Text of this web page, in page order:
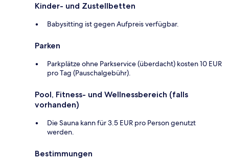
Kinder- und Zustellbetten
Babysitting ist gegen Aufpreis verfügbar.
Parken
Parkplätze ohne Parkservice (überdacht) kosten 10 EUR
pro Tag (Pauschalgebühr).
Pool, Fitness- und Wellnessbereich (falls
vorhanden)
Die Sauna kann für 3.5 EUR pro Person genutzt
werden.
Bestimmungen